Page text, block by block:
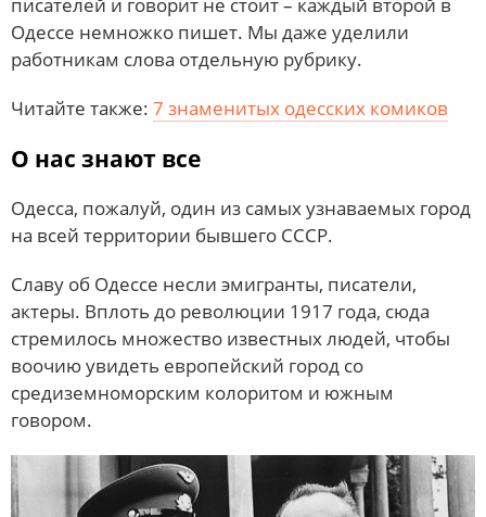
писателей и говорит не стоит – каждый второй в
Одессе немножко пишет. Мы даже уделили
работникам слова отдельную рубрику.
Читайте также: 7 знаменитых одесских комиков
О нас знают все
Одесса, пожалуй, один из самых узнаваемых город
на всей территории бывшего СССР.
Славу об Одессе несли эмигранты, писатели,
актеры. Вплоть до революции 1917 года, сюда
стремилось множество известных людей, чтобы
воочию увидеть европейский город со
средиземноморским колоритом и южным
говором.